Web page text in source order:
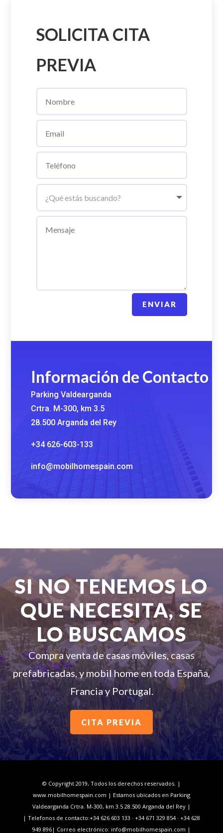
SOLICITA CITA
PREVIA
ENVIAR
Información de Contacto
Parking Valdearganda
Crtra. M-300, km 3.5
28.500 Arganda del Rey
+34 626-603-133
info@mobilhomespain.com
SI NO TENEMOS LO
QUE NECESITA, SE
LO BUSCAMOS
Compra venta de casas móviles, casas
prefabricadas, y mobil home en toda España,
Francia y Portugal.
CITA PREVIA
© Copyright 2019, Todos los derechos reservados. |
www.mobilhomespain.com | Estamos ubicados en Parking
Valdearganda Crtra. M-300, km 3.5 28.500 Arganda del Rey |
| Telefonos de contacto:+34 626 603 133 · +34 671 329 854· +34 628
949 896| Correo electrónico: info@mobilhomespain.com |